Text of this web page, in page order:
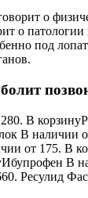
о
о патологии
под
В
В наличии
от 175. В
В
Ресулид